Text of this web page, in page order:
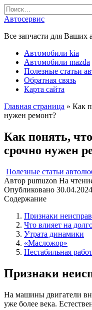
Перейти
к
содержанию
Search
for:
Автосервис
Все запчасти для Ваших
Автомобили kia
Автомобили mazda
Полезные статьи
Обратная связь
Карта сайта
Главная страница » Как
нужен ремонт?
Как понять,
срочно нужен
Полезные статьи
Автор pumuzon На
Опубликовано 30.04.2024
Содержание
Признаки
Что влияет на
Утрата динамики
«Масложор»
Нестабильная
Признаки
На машины двигатели
уже более века.